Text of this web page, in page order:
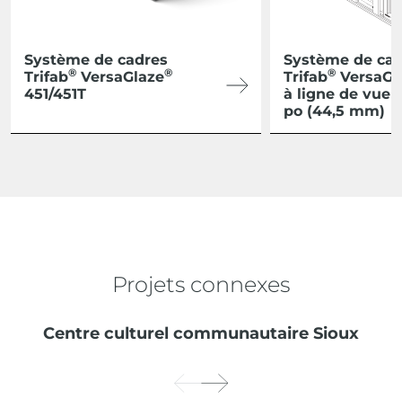
Système de cadres
Trifab® VersaGlaze®
451/451T
Système de
Trifab®
à ligne de vue
po (44,5 mm)
Projets connexes
Centre culturel communautaire Sioux